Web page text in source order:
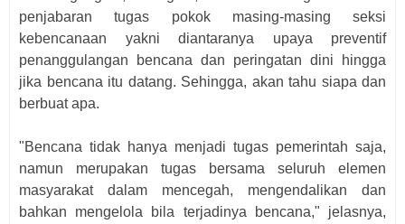
penjabaran tugas pokok masing-masing seksi
kebencanaan yakni diantaranya upaya preventif
penanggulangan bencana dan peringatan dini hingga
jika bencana itu datang. Sehingga, akan tahu siapa dan
berbuat apa.
"Bencana tidak hanya menjadi tugas pemerintah saja,
namun merupakan tugas bersama seluruh elemen
masyarakat dalam mencegah, mengendalikan dan
bahkan mengelola bila terjadinya bencana," jelasnya,